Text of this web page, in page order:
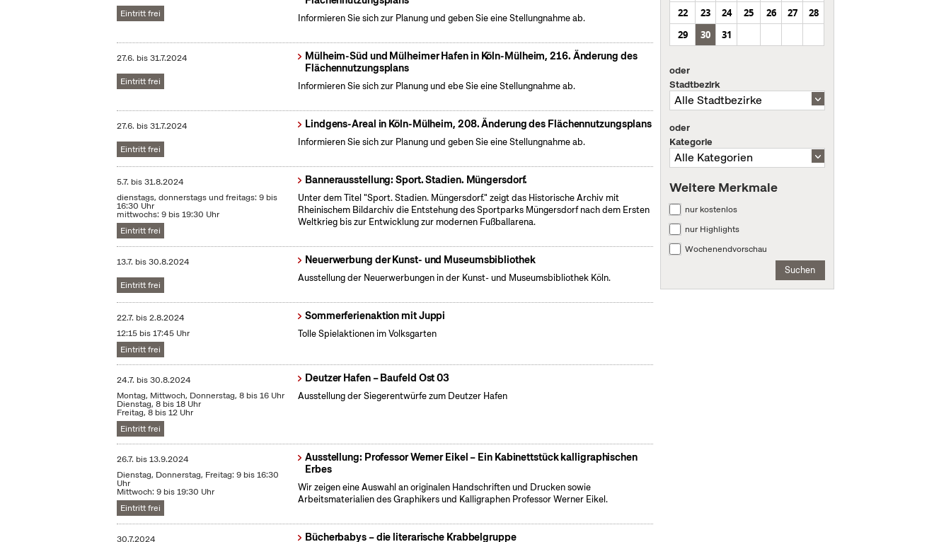
Eintritt frei Informieren Sie sich zur Planung und geben Sie eine Stellungnahme ab.
27.6. bis31.7.2024
Eintritt frei
Mülheim-Süd und Mülheimer Hafen in Köln-Mülheim, 216. Änderung des
Flächennutzungsplans
Informieren Sie sich zur Planung und ebe Sie eine Stellungnahme ab.
27.6. bis31.7.2024
Eintritt frei
Lindgens-Areal in Köln-Mülheim, 208. Änderung des Flächennutzungsplans
Informieren Sie sich zur Planung und geben Sie eine Stellungnahme ab.
5.7. bis31.8.2024
dienstags, donnerstags und freitags: 9 bis
16:30 Uhr
mittwochs: 9 bis 19:30 Uhr
Eintritt frei
Bannerausstellung: Sport. Stadien. Müngersdorf.
Unter dem Titel "Sport. Stadien. Müngersdorf." zeigt das Historische Archiv mit
Rheinischem Bildarchiv die Entstehung des Sportparks Müngersdorf nach dem Ersten
Weltkrieg bis zur Entwicklung zur modernen Fußballarena.
13.7. bis30.8.2024
Eintritt frei
Neuerwerbung der Kunst- und Museumsbibliothek
Ausstellung der Neuerwerbungen in der Kunst- und Museumsbibliothek Köln.
22.7. bis2.8.2024
12:15 bis 17:45 Uhr
Eintritt frei
Sommerferienaktion mit Juppi
Tolle Spielaktionen im Volksgarten
24.7. bis30.8.2024
Montag, Mittwoch, Donnerstag, 8 bis 16 Uhr
Dienstag, 8 bis 18 Uhr
Freitag, 8 bis 12 Uhr
Eintritt frei
Deutzer Hafen – Baufeld Ost 03
Ausstellung der Siegerentwürfe zum Deutzer Hafen
26.7. bis13.9.2024
Dienstag, Donnerstag, Freitag: 9 bis 16:30
Uhr
Mittwoch: 9 bis 19:30 Uhr
Eintritt frei
Ausstellung: Professor Werner Eikel – Ein Kabinettstück kalligraphischen
Erbes
Wir zeigen eine Auswahl an originalen Handschriften und Drucken sowie
Arbeitsmaterialien des Graphikers und Kalligraphen Professor Werner Eikel.
30.7.2024
Bücherbabys – die literarische Krabbelgruppe
22
23 24 25 26 27
28
29
30 31
oder
Stadtbezirk
oder
Kategorie
Weitere Merkmale
nur kostenlos
nur Highlights
Wochenendvorschau
Suchen